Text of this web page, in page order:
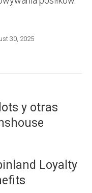
30, 2025
y otras
Loyalty